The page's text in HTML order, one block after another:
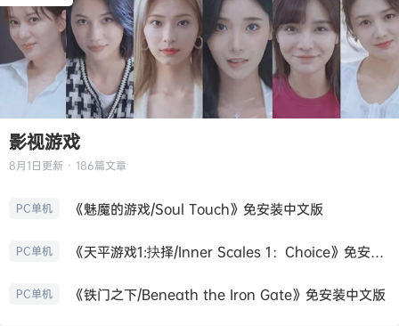
影视游戏
8月1日更新 · 186篇文章
PC单机 《魅魔的游戏/Soul Touch》免安装中文版
PC单机 《天平游戏1:抉择/Inner Scales 1：Choice》免安装中文版
PC单机 《铁门之下/Beneath the Iron Gate》免安装中文版